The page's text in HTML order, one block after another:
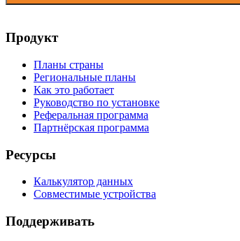
Продукт
Планы страны
Региональные планы
Как это работает
Руководство по установке
Реферальная программа
Партнёрская программа
Ресурсы
Калькулятор данных
Совместимые устройства
Поддерживать